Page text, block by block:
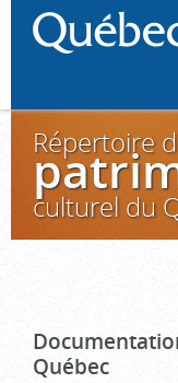
Répertoire
culturel du
Québec